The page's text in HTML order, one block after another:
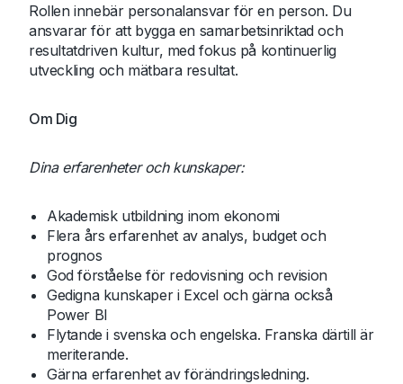
Rollen innebär personalansvar för en person. Du
ansvarar för att bygga en samarbetsinriktad och
resultatdriven kultur, med fokus på kontinuerlig
utveckling och mätbara resultat.
Om Dig
Dina erfarenheter och kunskaper:
Akademisk utbildning inom ekonomi
Flera års erfarenhet av analys, budget och
prognos
God förståelse för redovisning och revision
Gedigna kunskaper i Excel och gärna också
Power BI
Flytande i svenska och engelska. Franska därtill är
meriterande.
Gärna erfarenhet av förändringsledning.